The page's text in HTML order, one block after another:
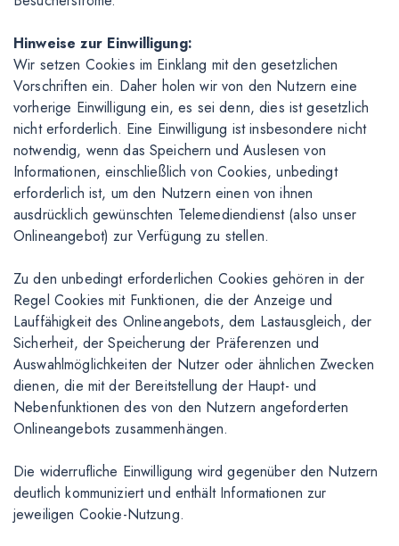
Hinweise zur Einwilligung:
Wir setzen Cookies im Einklang mit den gesetzlichen
Vorschriften ein. Daher holen wir von den Nutzern eine
vorherige Einwilligung ein, es sei denn, dies ist gesetzlich
nicht erforderlich. Eine Einwilligung ist insbesondere nicht
notwendig, wenn das Speichern und Auslesen von
Informationen, einschließlich von Cookies, unbedingt
erforderlich ist, um den Nutzern einen von ihnen
ausdrücklich gewünschten Telemediendienst (also unser
Onlineangebot) zur Verfügung zu stellen.
Zu den unbedingt erforderlichen Cookies gehören in der
Regel Cookies mit Funktionen, die der Anzeige und
Lauffähigkeit des Onlineangebots, dem Lastausgleich, der
Sicherheit, der Speicherung der Präferenzen und
Auswahlmöglichkeiten der Nutzer oder ähnlichen Zwecken
dienen, die mit der Bereitstellung der Haupt- und
Nebenfunktionen des von den Nutzern angeforderten
Onlineangebots zusammenhängen.
Die widerrufliche Einwilligung wird gegenüber den Nutzern
deutlich kommuniziert und enthält Informationen zur
jeweiligen Cookie-Nutzung.